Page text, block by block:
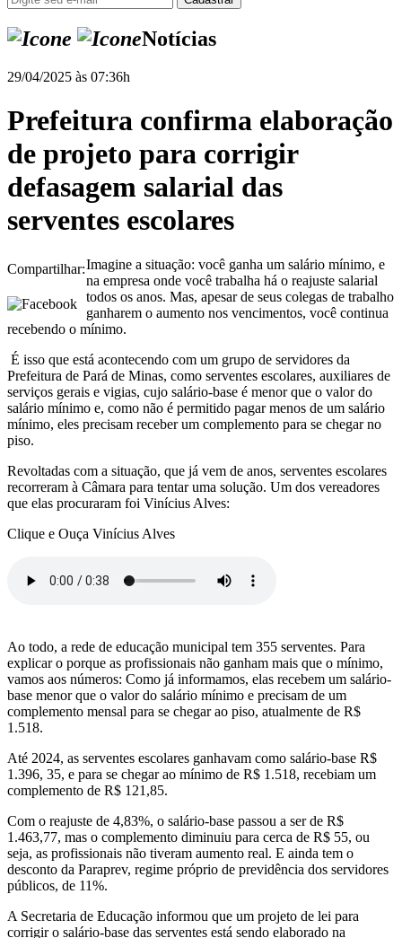
Notícias
29/04/2025 às 07:36h
Prefeitura confirma elaboração
de projeto para corrigir
defasagem salarial das
serventes escolares
Compartilhar:Imagine a situação: você ganha um salário mínimo, e
na empresa onde você trabalha há o reajuste salarial
todos os anos. Mas, apesar de seus colegas de trabalho
ganharem o aumento nos vencimentos, você continua
recebendo o mínimo.
É isso que está acontecendo com um grupo de servidores da
Prefeitura de Pará de Minas, como serventes escolares, auxiliares de
serviços gerais e vigias, cujo salário-base é menor que o valor do
salário mínimo e, como não é permitido pagar menos de um salário
mínimo, eles precisam receber um complemento para se chegar no
piso.
Revoltadas com a situação, que já vem de anos, serventes escolares
recorreram à Câmara para tentar uma solução. Um dos vereadores
que elas procuraram foi Vinícius Alves:
Clique e Ouça Vinícius Alves
Ao todo, a rede de educação municipal tem 355 serventes. Para
explicar o porque as profissionais não ganham mais que o mínimo,
vamos aos números: Como já informamos, elas recebem um salário-
base menor que o valor do salário mínimo e precisam de um
complemento mensal para se chegar ao piso, atualmente de R$
1.518.
Até 2024, as serventes escolares ganhavam como salário-base R$
1.396, 35, e para se chegar ao mínimo de R$ 1.518, recebiam um
complemento de R$ 121,85.
Com o reajuste de 4,83%, o salário-base passou a ser de R$
1.463,77, mas o complemento diminuiu para cerca de R$ 55, ou
seja, as profissionais não tiveram aumento real. E ainda tem o
desconto da Paraprev, regime próprio de previdência dos servidores
públicos, de 11%.
A Secretaria de Educação informou que um projeto de lei para
corrigir o salário-base das serventes está sendo elaborado na